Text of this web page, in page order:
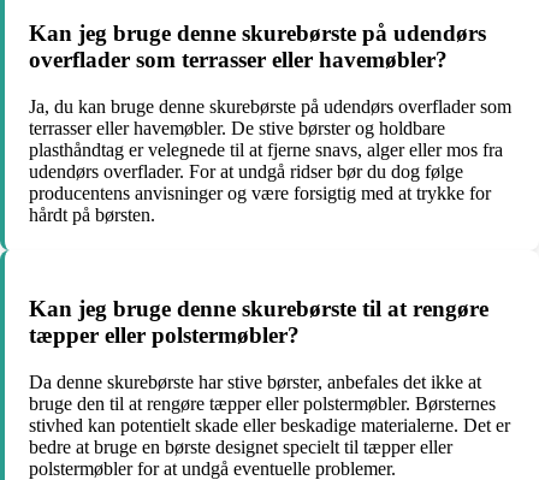
Kan jeg bruge denne skurebørste på udendørs
overflader som terrasser eller havemøbler?
Ja, du kan bruge denne skurebørste på udendørs overflader som
terrasser eller havemøbler. De stive børster og holdbare
plasthåndtag er velegnede til at fjerne snavs, alger eller mos fra
udendørs overflader. For at undgå ridser bør du dog følge
producentens anvisninger og være forsigtig med at trykke for
hårdt på børsten.
Kan jeg bruge denne skurebørste til at rengøre
tæpper eller polstermøbler?
Da denne skurebørste har stive børster, anbefales det ikke at
bruge den til at rengøre tæpper eller polstermøbler. Børsternes
stivhed kan potentielt skade eller beskadige materialerne. Det er
bedre at bruge en børste designet specielt til tæpper eller
polstermøbler for at undgå eventuelle problemer.